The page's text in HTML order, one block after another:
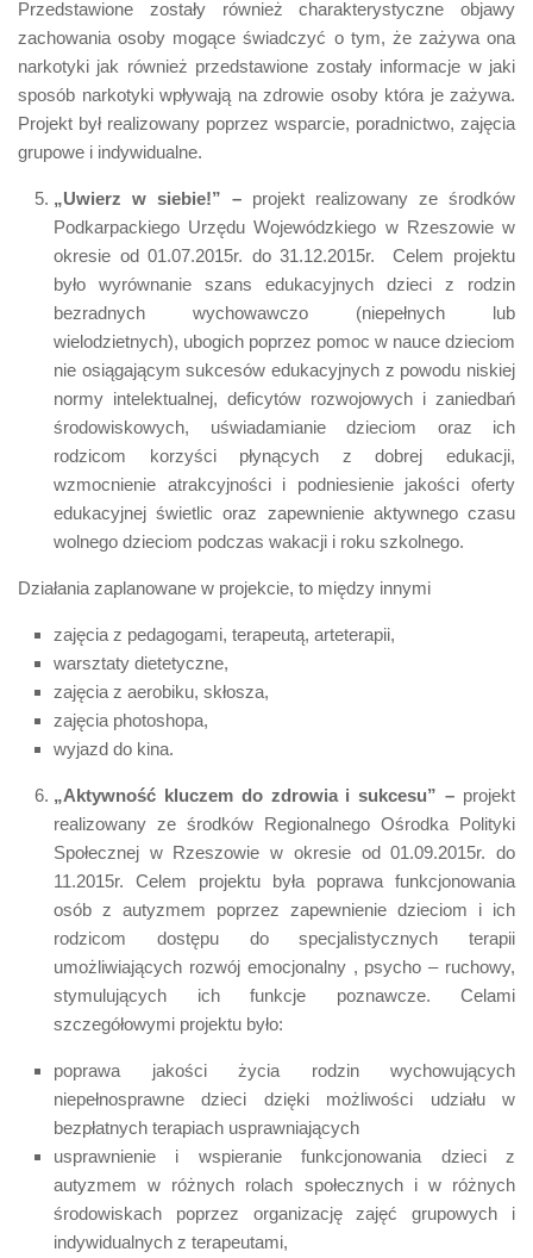
Przedstawione zostały również charakterystyczne objawy
zachowania osoby mogące świadczyć o tym, że zażywa ona
narkotyki jak również przedstawione zostały informacje w jaki
sposób narkotyki wpływają na zdrowie osoby która je zażywa.
Projekt był realizowany poprzez wsparcie, poradnictwo, zajęcia
grupowe i indywidualne.
„Uwierz w siebie!” – projekt realizowany ze środków
Podkarpackiego Urzędu Wojewódzkiego w Rzeszowie w
okresie od 01.07.2015r. do 31.12.2015r. Celem projektu
było wyrównanie szans edukacyjnych dzieci z rodzin
bezradnych wychowawczo (niepełnych lub
wielodzietnych), ubogich poprzez pomoc w nauce dzieciom
nie osiągającym sukcesów edukacyjnych z powodu niskiej
normy intelektualnej, deficytów rozwojowych i zaniedbań
środowiskowych, uświadamianie dzieciom oraz ich
rodzicom korzyści płynących z dobrej edukacji,
wzmocnienie atrakcyjności i podniesienie jakości oferty
edukacyjnej świetlic oraz zapewnienie aktywnego czasu
wolnego dzieciom podczas wakacji i roku szkolnego.
Działania zaplanowane w projekcie, to między innymi
zajęcia z pedagogami, terapeutą, arteterapii,
warsztaty dietetyczne,
zajęcia z aerobiku, skłosza,
zajęcia photoshopa,
wyjazd do kina.
„Aktywność kluczem do zdrowia i sukcesu” – projekt
realizowany ze środków Regionalnego Ośrodka Polityki
Społecznej w Rzeszowie w okresie od 01.09.2015r. do
11.2015r. Celem projektu była poprawa funkcjonowania
osób z autyzmem poprzez zapewnienie dzieciom i ich
rodzicom dostępu do specjalistycznych terapii
umożliwiających rozwój emocjonalny , psycho – ruchowy,
stymulujących ich funkcje poznawcze. Celami
szczegółowymi projektu było:
poprawa jakości życia rodzin wychowujących
niepełnosprawne dzieci dzięki możliwości udziału w
bezpłatnych terapiach usprawniających
usprawnienie i wspieranie funkcjonowania dzieci z
autyzmem w różnych rolach społecznych i w różnych
środowiskach poprzez organizację zajęć grupowych i
indywidualnych z terapeutami,